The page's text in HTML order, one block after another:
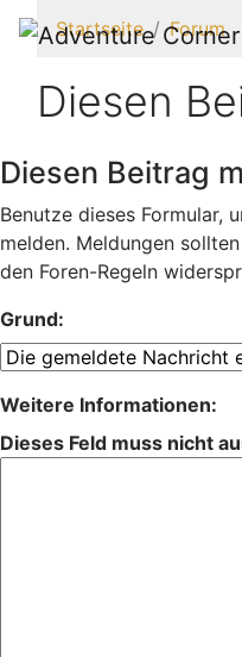
Startseite Forum
Diesen
Diesen Beitrag
Benutze dieses Formular,
melden. Meldungen
den Foren-Regeln
Grund:
Weitere Informationen:
Dieses Feld muss nicht